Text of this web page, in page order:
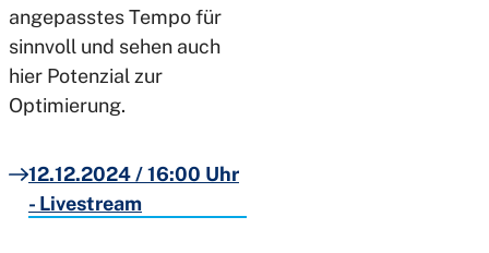
angepasstes Tempo für
sinnvoll und sehen auch
hier Potenzial zur
Optimierung.
12.12.2024 / 16:00 Uhr
- Livestream